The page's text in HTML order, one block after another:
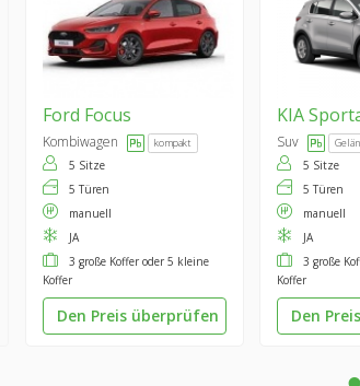
Ford Focus
Kombiwagen kompakt
5 Sitze
5 Türen
manuell
JA
3 große Koffer oder 5 kleine
Koffer
Den Preis überprüfen
KIA
Suv
5 Sitze
5 Türen
manuell
JA
3 große
Koffer
Den